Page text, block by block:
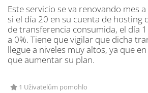
Este servicio se va renovando mes
si el día 20 en su cuenta de hosting
de transferencia consumida, el día
a 0%. Tiene que vigilar que dicha
llegue a niveles muy altos, ya que
que aumentar su plan.
1 Uživatelům pomohlo